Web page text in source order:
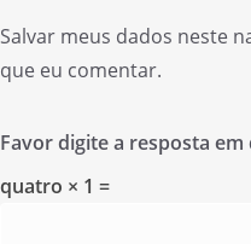
Salvar meus dados neste
que eu comentar.
Favor digite a resposta em
quatro × 1 =